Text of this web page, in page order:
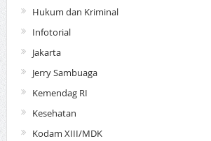
Hukum dan Kriminal
Infotorial
Jakarta
Jerry Sambuaga
Kemendag RI
Kesehatan
Kodam XIII/MDK